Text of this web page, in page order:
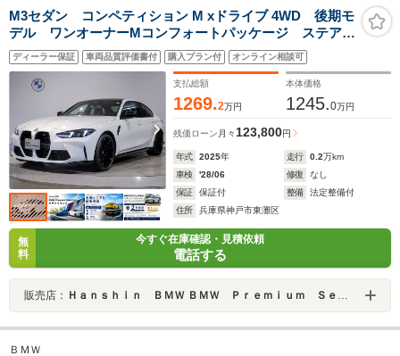
M3セダン コンペティション M xドライブ 4WD 後期モ
デル ワンオーナーMコンフォートパッケージ ステアリ
ングヒーター 電動トランク アコースティックガラ
ス アクティブベンチレーションシート パーキングア
シストプラス LEDライト 衝突軽減ブレーキ
ディーラー保証 車両品質評価書付 購入プラン付 オンライン相談可
支払総額
1269.2万円
本体価格
1245.0万円
残価ローン 月々 123,800円
年式 2025年 走行 0.2万km
車検
'28/06 修復
なし
保証
保証付 整備
法定整備付
住所
兵庫県神戸市東灘区
無
料
今すぐ在庫確認・見積依頼
電話する
販売店： Ｈａｎｓｈｉｎ ＢＭＷ ＢＭＷ Ｐｒｅｍｉｕｍ Ｓｅｌｅｃｔｉｏｎ 六甲アイランド
ＢＭＷ